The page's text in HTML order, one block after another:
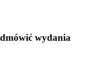
wydania